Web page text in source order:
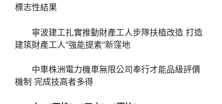
標志性結果
寧波建工扎實推動財產工人步隊扶植改造 打造
建筑財產工人“強能提素”新窪地
中車株洲電力機車無限公司奉行才能品級評價
機制 完成技高者多得